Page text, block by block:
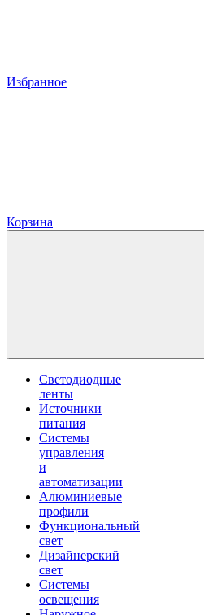
Избранное
Корзина
Светодиодные
ленты
Источники
питания
Системы
управления
и
автоматизации
Алюминиевые
профили
Функциональный
свет
Дизайнерский
свет
Системы
освещения